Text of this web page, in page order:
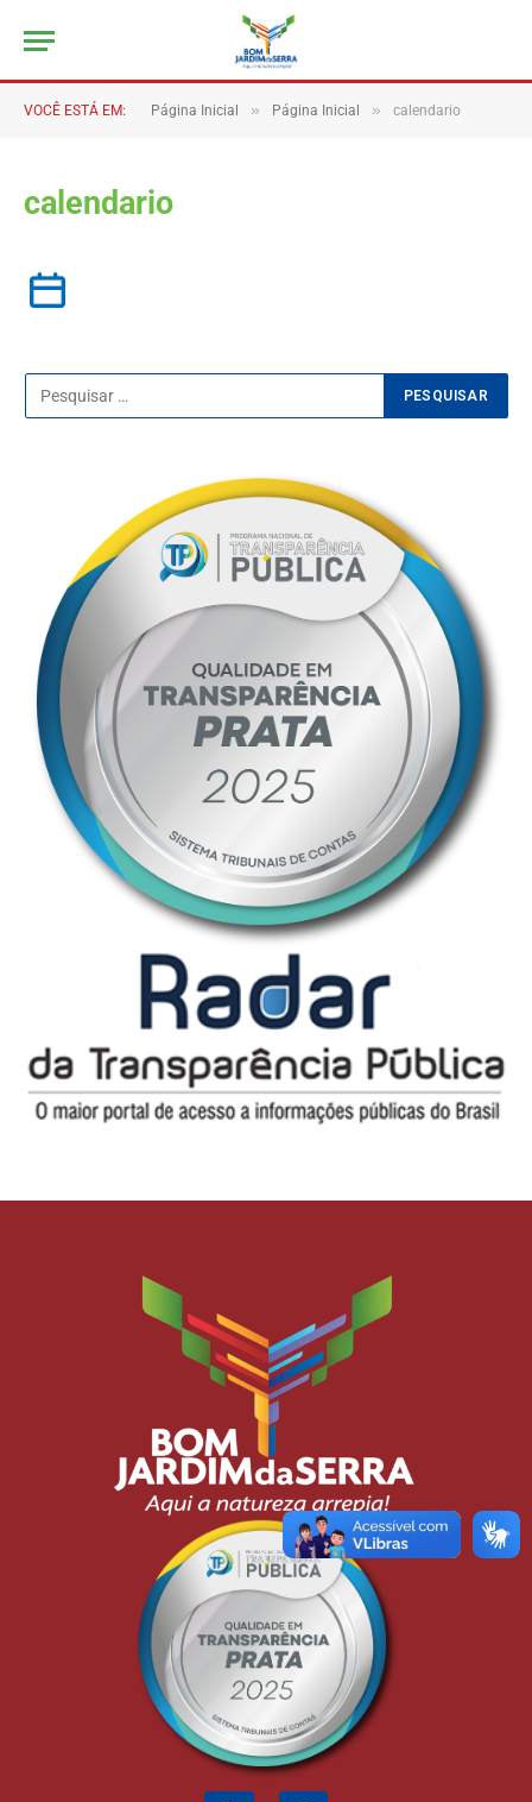
VOCÊ ESTÁ EM: Página Inicial » Página Inicial » calendario
calendario